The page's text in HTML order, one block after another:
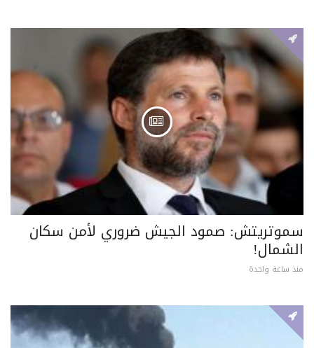
سموتريتش: صمود الجيش ضروري لأمن سكان
الشمال!
منذ ساعة واحدة